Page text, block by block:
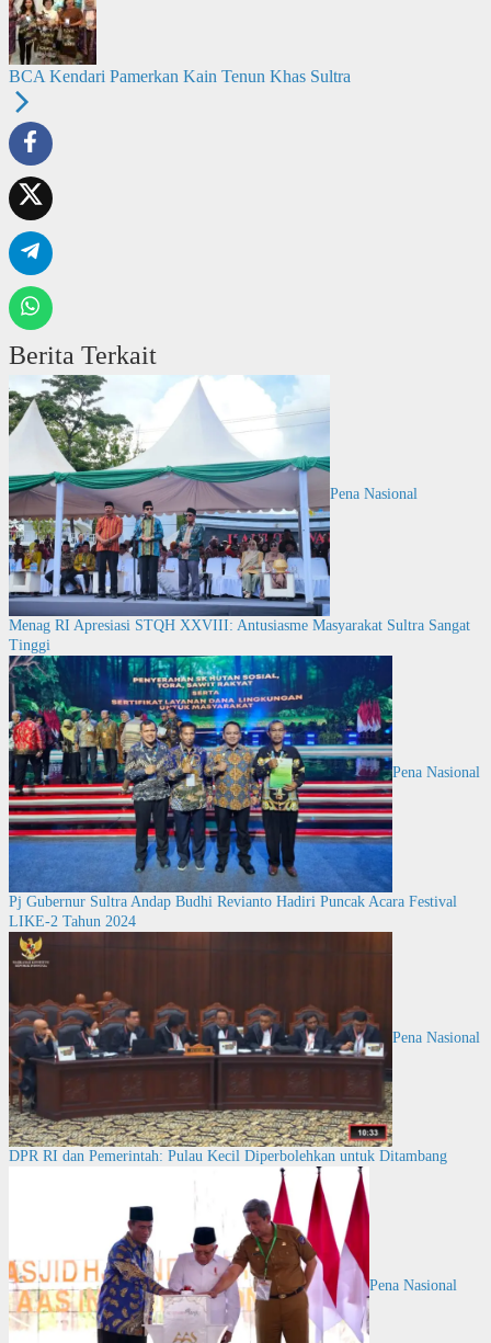
BCA Kendari Pamerkan Kain Tenun Khas Sultra
Berita Terkait
Pena Nasional
Menag RI Apresiasi STQH XXVIII: Antusiasme Masyarakat Sultra Sangat
Tinggi
Pena Nasional
Pj Gubernur Sultra Andap Budhi Revianto Hadiri Puncak Acara Festival
LIKE-2 Tahun 2024
Pena Nasional
DPR RI dan Pemerintah: Pulau Kecil Diperbolehkan untuk Ditambang
Pena Nasional